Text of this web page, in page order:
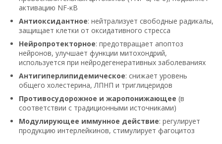
активацию NF-κB
Антиоксидантное: нейтрализует свободные радикалы,
защищает клетки от оксидативного стресса
Нейропротекторное: предотвращает апоптоз
нейронов, улучшает функции митохондрий,
используется при нейродегенеративных заболеваниях
Антигиперлипидемическое: снижает уровень
общего холестерина, ЛПНП и триглицеридов
Противосудорожное и жаропонижающее (в
соответствии с традиционными источниками)
Модулирующее иммунное действие: регулирует
продукцию интерлейкинов, стимулирует фагоцитоз